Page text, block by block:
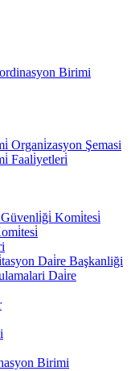
Birimi
Organi̇zasyon Şemasi
Faali̇yetleri̇
Komi̇tesi̇
Dai̇re Başkanliği
Dai̇re
Birimi